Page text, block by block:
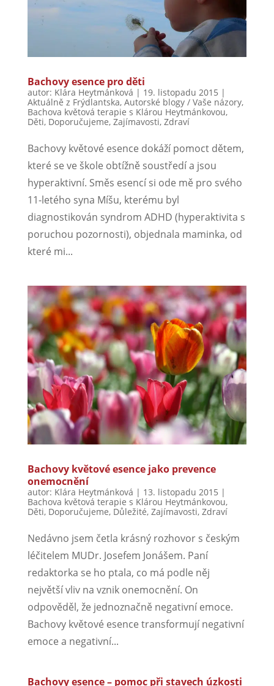
Bachovy esence pro děti
autor: Klára Heytmánková | 19. listopadu 2015 |
Aktuálně z Frýdlantska, Autorské blogy / Vaše názory,
Bachova květová terapie s Klárou Heytmánkovou,
Děti, Doporučujeme, Zajímavosti, Zdraví
Bachovy květové esence dokáží pomoct dětem,
které se ve škole obtížně soustředí a jsou
hyperaktivní. Směs esencí si ode mě pro svého
11-letého syna Míšu, kterému byl
diagnostikován syndrom ADHD (hyperaktivita s
poruchou pozornosti), objednala maminka, od
které mi...
Bachovy květové esence jako prevence
onemocnění
autor: Klára Heytmánková | 13. listopadu 2015 |
Bachova květová terapie s Klárou Heytmánkovou,
Děti, Doporučujeme, Důležité, Zajímavosti, Zdraví
Nedávno jsem četla krásný rozhovor s českým
léčitelem MUDr. Josefem Jonášem. Paní
redaktorka se ho ptala, co má podle něj
největší vliv na vznik onemocnění. On
odpověděl, že jednoznačně negativní emoce.
Bachovy květové esence transformují negativní
emoce a negativní...
Bachovy esence – pomoc při stavech úzkosti